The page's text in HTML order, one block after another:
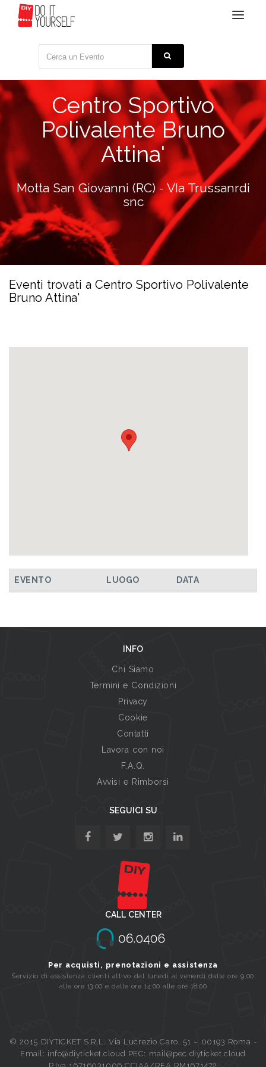
Toggle
Centro Sportivo
Polivalente Bruno
Attina'
Motta San Giovanni (RC) - VIa Trussanrdi
snc
Eventi trovati a Centro Sportivo Polivalente
Bruno Attina'
EVENTO LUOGO DATA
INFO
Chi Siamo
Termini e Condizioni
Privacy
Cookie
Contatti
Lavora con noi
F.A.Q.
Avvisi e Rimborsi
SEGUICI SU
CALL CENTER
Per acquisti, prenotazioni e assistenza
Servizio di assistenza clienti attivo dal lunedi al venerdi dalle ore 9:00
alle ore 13:00 e dalle ore 14:00 alle ore 18:00
© 2015 DIYTICKET S.R.L. Via Lucrezio Caro, 51 – 00193 Roma -
Email: info@diyticket.cloud PEC: mail@pec.diyticket.cloud